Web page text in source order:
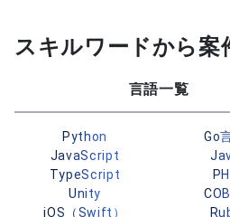
スキルワードから案
言語一覧
Python
Go
JavaScript
TypeScript
Unity
iOS（Swift）